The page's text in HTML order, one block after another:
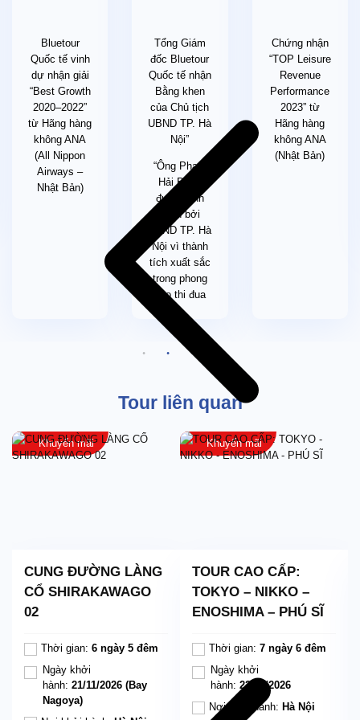
cũ kể cả hộ chiếu còn hạn sử dụng)
**Trong những trường hợp khách quan như : khủng bố,
thiên tai…hoặc do có sự cố, có sự thay đổi lịch trình
của các phương tiện vận chuyển công cộng như : máy
bay, tàu hỏa…thì Công ty sẽ giữ quyền thay đổi lộ trình
bất cứ lúc nào vì sự thuận tiện, an toàn cho khách hàng
và sẽ không chịu trách nhiệm bồi thường những thiệt
Bluetour
Quốc tế vinh
dự nhận giải
“Best Growth
2020–2022”
từ Hãng hàng
không ANA
(All Nippon
Airways –
Nhật Bản)
Tổng Giám
đốc Bluetour
Quốc tế nhận
Bằng khen
của Chủ tịch
UBND TP. Hà
Nội”
“Ông Phạm
Hải Bằng
được vinh
danh bởi
UBND TP. Hà
Nội vì thành
tích xuất sắc
trong phong
trào thi đua
Chứng nhận
“TOP Leisure
Revenue
Performance
2023” từ
Hãng hàng
không ANA
(Nhật Bản)
Tour liên quan
Khuyến mãi
CUNG ĐƯỜNG LÀNG
CỔ SHIRAKAWAGO
02
Thời gian: 6 ngày 5 đêm
Ngày khởi
hành: 21/11/2026 (Bay
Nagoya)
Khuyến mãi
TOUR CAO CẤP:
TOKYO – NIKKO –
ENOSHIMA – PHÚ SĨ
Thời gian: 7 ngày 6 đêm
Ngày khởi
hành: 22/10/2026
Nơi khởi hành: Hà Nội